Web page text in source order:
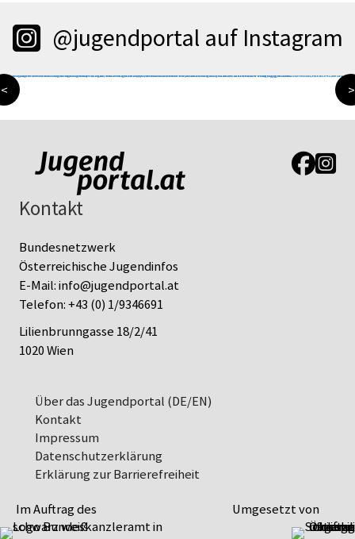
@jugendportal auf Instagram
< >
Link zur
Link
Kontakt
Bundesnetzwerk
Österreichische Jugendinfos
E-Mail:info@jugendportal.at
Telefon:+43 (0) 1/9346691
Lilienbrunngasse 18/2/41
1020 Wien
Über das Jugendportal (DE/EN)
Kontakt
Impressum
Datenschutz­erklärung
Erklärung zur Barrierefreiheit
Im Auftrag des Umgesetzt von